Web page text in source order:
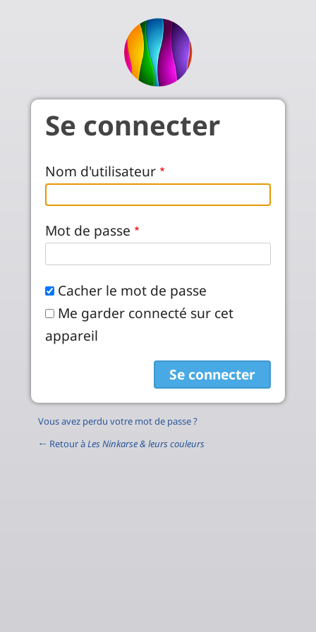
Se connecter
Nom d'utilisateur
Mot de passe
Cacher le mot de passe
Me garder connecté sur cet
appareil
Vous avez perdu votre mot de passe ?
← Retour àLes Ninkarse & leurs couleurs